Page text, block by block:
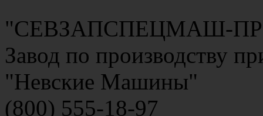
"СЕВЗАПСПЕЦМАШ-
Завод по производству
"Невские Машины"
(800) 555-18-97